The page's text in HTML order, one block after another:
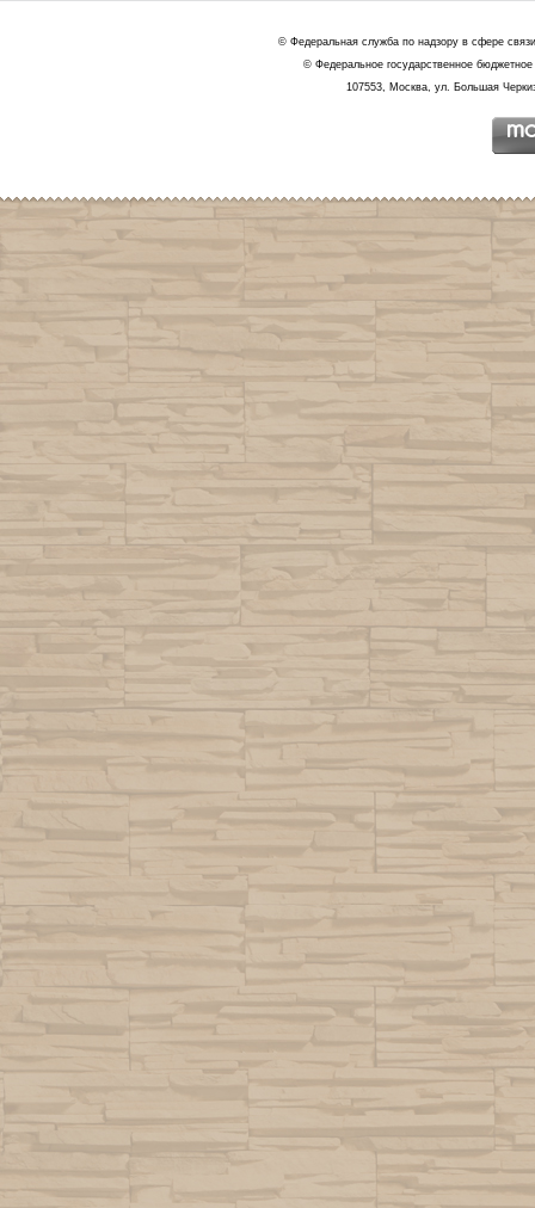
© Федеральная служба по надзору в сфере
© Федеральное государственное
107553, Москва, ул. Большая